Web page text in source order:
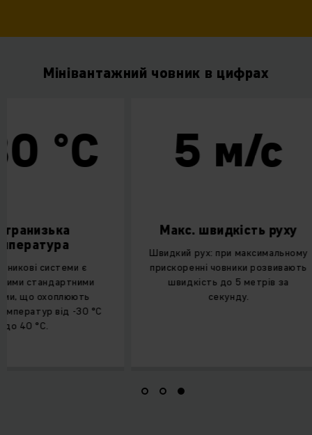
Мінівантажний човник в цифрах
°C
системи є
стандартними
що охоплюють
від -30 °C
40 °C.
5 м/с
Макс. швидкість руху
Швидкий рух: при максимальному
прискоренні човники розвивають
швидкість до 5 метрів за
секунду.